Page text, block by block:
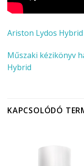
Ariston Lydos
Műszaki kézikönyv
Hybrid
KAPCSOLÓDÓ